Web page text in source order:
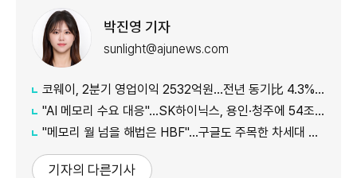
박진영 기자
sunlight@ajunews.com
코웨이, 2분기 영업이익 2532억원…전년 동기比 4.3% 증가
"AI 메모리 수요 대응"…SK하이닉스, 용인·청주에 54조원 투자
"메모리 월 넘을 해법은 HBF"…구글도 주목한 차세대 AI 메모리
기자의 다른기사